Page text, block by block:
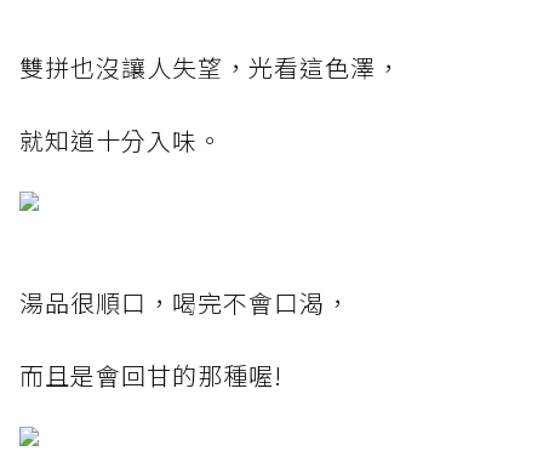
雙拼也沒讓人失望，光看這色澤，
就知道十分入味。
湯品很順口，喝完不會口渴，
而且是會回甘的那種喔!